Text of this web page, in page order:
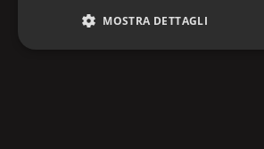
1 2 3
MOSTRA DETTAGLI